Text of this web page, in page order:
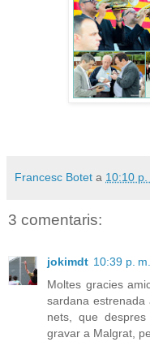
Francesc Botet a 10:10 p.
3 comentaris:
jokimdt 10:39 p. m.
Moltes gracies
sardana
nets, que
gravar a Malgrat,